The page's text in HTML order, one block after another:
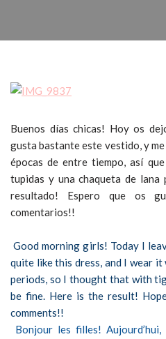
Buenos días chicas! Hoy os
gusta bastante este vestido, y
épocas de entre tiempo, así
tupidas y una chaqueta de
resultado! Espero que os
comentarios!!
Good morning girls! Today I
quite like this dress, and I wear
periods, so I thought that with
be fine. Here is the result!
comments!!
Bonjour les filles!